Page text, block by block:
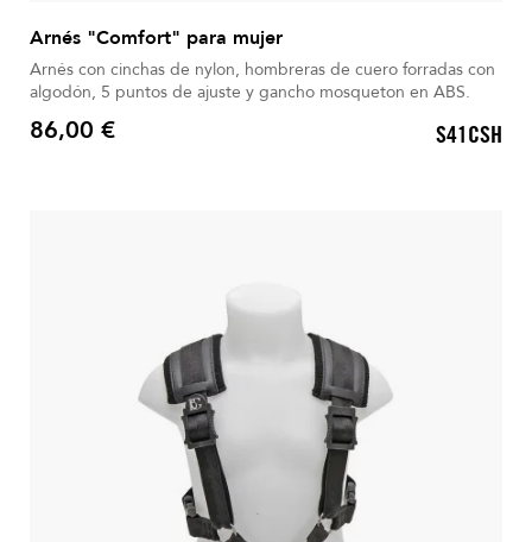
Arnés "Comfort" para mujer
Arnés con cinchas de nylon, hombreras de cuero forradas con
algodón, 5 puntos de ajuste y gancho mosqueton en ABS.
Precio
86,00 € S41CSH